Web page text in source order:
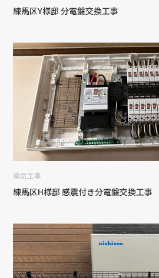
練馬区Y様邸 分電盤交換工事
電気工事
練馬区H様邸 感震付き分電盤交換工事